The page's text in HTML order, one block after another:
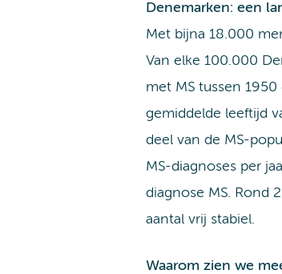
Denemarken: een
Met bijna 18.000
Van elke 100.000
met MS tussen
gemiddelde leeftijd
deel van de MS-
MS-diagnoses per
diagnose MS. Rond
aantal vrij stabiel.
Waarom zien we